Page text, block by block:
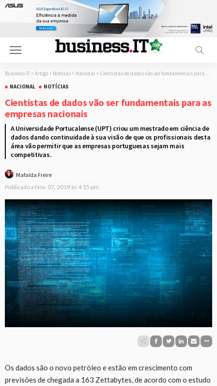
Business-IT > Artigo > Notícias > Nacional > Cientistas de dados vão ser fundamentais para as empresas nacionais
NACIONAL
NOTÍCIAS
Cientistas de dados vão ser fundamentais para as
empresas nacionais
A Universidade Portucalense (UPT) criou um mestrado em ciência de
dados dando continuidade à sua visão de que os profissionais desta
área vão permitir que as empresas portuguesas sejam mais
competitivas.
Mafalda Freire
Publicado a Nov. 07, 2019 às 4:15 pm
Os dados são o novo petróleo e estão em crescimento com
previsões de chegada a 163 Zettabytes, de acordo com o estudo